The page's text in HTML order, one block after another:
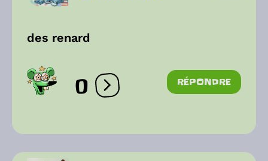
des renard
0 Ouvrir les réactions
RÉPONDRE